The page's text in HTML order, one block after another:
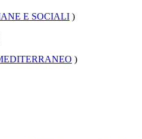
E SOCIALI )
)